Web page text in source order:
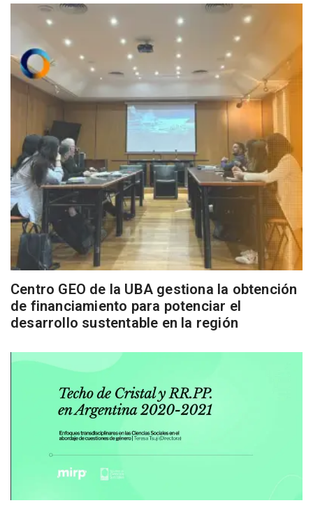
Centro GEO de la UBA gestiona la obtención
de financiamiento para potenciar el
desarrollo sustentable en la región